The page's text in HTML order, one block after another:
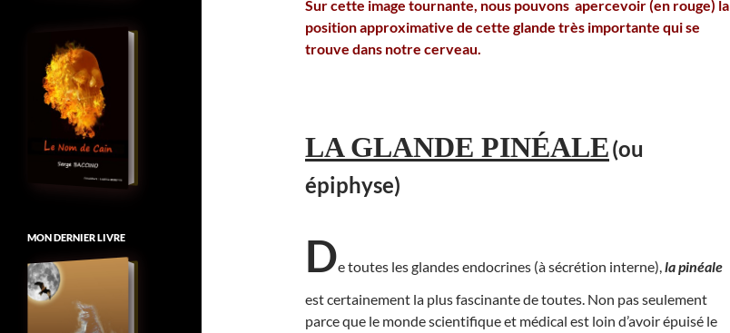
Sur cette image tournante, nous pouvons apercevoir (en rouge) la
position approximative de cette glande très importante qui se
trouve dans notre cerveau.
LA GLANDE PINÉALE(ou
épiphyse)
De toutes les glandes endocrines (à sécrétion interne),la pinéale
est certainement la plus fascinante de toutes. Non pas seulement
parce que le monde scientifique et médical est loin d’avoir épuisé le
MON DERNIER LIVRE